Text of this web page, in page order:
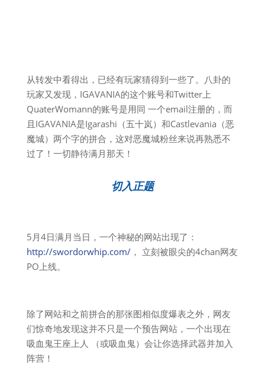
从转发中看得出，已经有玩家猜得到一些了。八卦的
玩家又发现，IGAVANIA的这个账号和Twitter上
QuaterWomann的账号是用同 一个email注册的，而
且IGAVANIA是Igarashi（五十岚）和Castlevania（恶
魔城）两个字的拼合，这对恶魔城粉丝来说再熟悉不
过了！一切静待满月那天！
切入正题
5月4日满月当日，一个神秘的网站出现了：
http://swordorwhip.com/， 立刻被眼尖的4chan网友
PO上线。
除了网站和之前拼合的那张图相似度爆表之外，网友
们惊奇地发现这并不只是一个预告网站，一个出现在
吸血鬼王座上人 （或吸血鬼）会让你选择武器并加入
阵营！